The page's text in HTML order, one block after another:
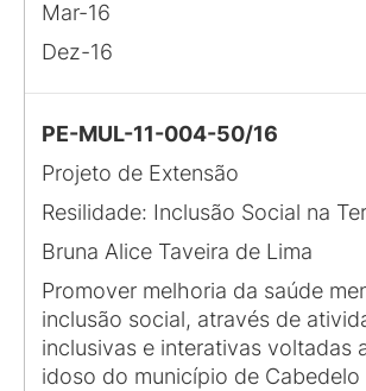
Mar-16
Dez-16
PE-MUL-11-004-50/16
Projeto de Extensão
Resilidade: Inclusão Social na
Bruna Alice Taveira de Lima
Promover melhoria da saúde
inclusão social, através de
inclusivas e interativas voltadas
idoso do município de Cabedelo